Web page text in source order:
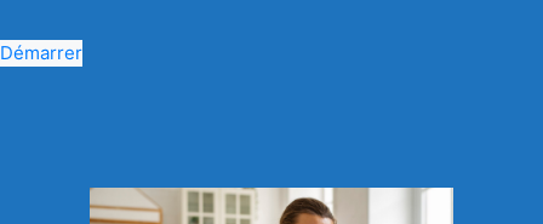
Démarrer